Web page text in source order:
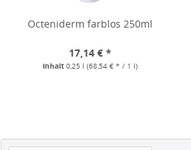
Octeniderm farblos 250ml
17,14 € *
Inhalt0,25 l(68,54 € * / 1 l)